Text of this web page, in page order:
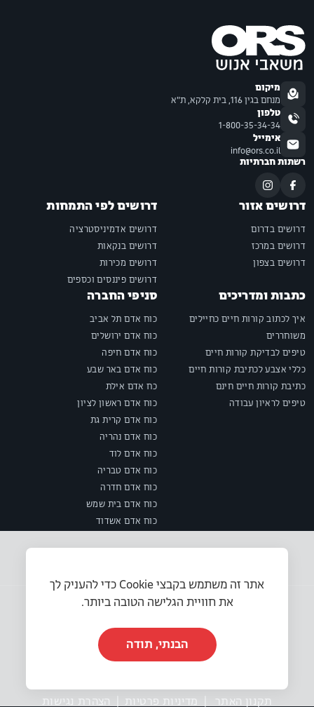
מיקום
מנחם בגין 116, בית קלקא, ת"א
טלפון
1-800-35-34-34
אימייל
info@ors.co.il
רשתות חברתיות
דרושים אזור
דרושים בדרום
דרושים במרכז
דרושים בצפון
דרושים לפי התמחות
דרושים אדמיניסטרציה
דרושים בנקאות
דרושים מכירות
דרושים פיננסים וכספים
כתבות ומדריכים
איך לכתוב קורות חיים כחיילים
משוחררים
טיפים לבדיקת קורות חיים
כללי אצבע לכתיבת קורות חיים
כתיבת קורות חיים חינם
טיפים לראיון עבודה
סניפי החברה
כוח אדם תל אביב
כוח אדם ירושלים
כוח אדם חיפה
כוח אדם באר שבע
כח אדם אילת
כוח אדם ראשון לציון
כוח אדם קרית גת
כוח אדם נהריה
כוח אדם לוד
כוח אדם טבריה
כוח אדם חדרה
כוח אדם בית שמש
כוח אדם אשדוד
תקנון האתר מדיניות פרטיות הצהרת נגישות
אתר זה משתמש בקבצי Cookie כדי להעניק לך
את חוויית הגלישה הטובה ביותר.
הבנתי, תודה